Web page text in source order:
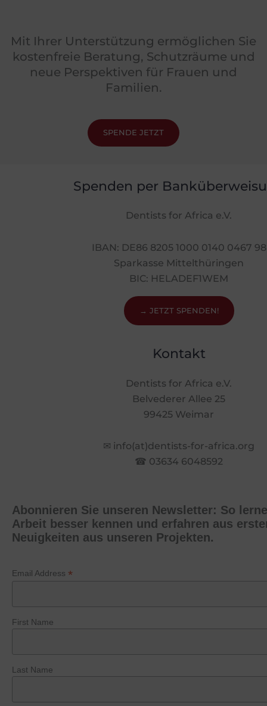
Mit Ihrer Unterstützung ermöglichen Sie
kostenfreie Beratung, Schutzräume und
neue Perspektiven für Frauen und
Familien.
SPENDE JETZT
Spenden per
Dentists for Africa e.V.
IBAN: DE86 8205 1000 0140 0467 98
Sparkasse Mittelthüringen
BIC: HELADEF1WEM
→ JETZT SPENDEN!
Kontakt
Dentists for Africa e.V.
Belvederer Allee 25
99425 Weimar
✉ info(at)dentists-for-africa.org
☎ 03634 6048592
Abonnieren Sie unseren Newsletter: So
Arbeit besser kennen und erfahren aus
Neuigkeiten aus unseren Projekten.
Email Address *
First Name
Last Name